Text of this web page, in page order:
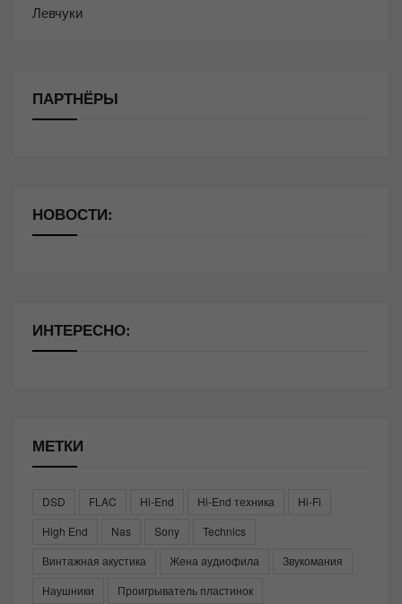
Левчуки
ПАРТНЁРЫ
НОВОСТИ:
ИНТЕРЕСНО:
МЕТКИ
DSD FLAC Hi-End Hi-End техника
Hi-Fi
High End
Nas Sony
Technics
Винтажная акустика
Жена аудиофила
Звукомания
Наушники
Проигрыватель пластинок